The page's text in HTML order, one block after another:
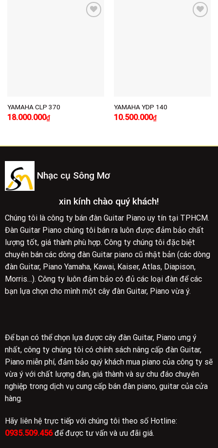
YAMAHA CLP 370
Giá
18.000.000₫Giá
hiện
18.000.000₫.
YAMAHA YDP 140
Giá
10.500.000₫Giá
hiện
10.500.000₫.
Nhạc cụ Sông Mơ
xin kính chào quý khách!
Chúng tôi là công ty bán đàn Guitar Piano uy tín tại TPHCM.
Đàn Guitar Piano chúng tôi bán ra luôn được đảm bảo chất
lượng tốt, giá thành phù hợp. Công ty chúng tôi đặc biệt
chuyên bán các dòng đàn Guitar piano cũ nhật bản (các dòng
đàn Guitar, Piano Yamaha, Kawai, Kaiser, Atlas, Diapison,
Morris…). Công ty luôn đảm bảo có đủ các loại đàn để các
bạn lựa chọn cho mình một cây đàn Guitar, Piano vừa ý.
Để bạn có thể chọn lựa được cây đàn Guitar, Piano ưng ý
nhất, công ty chúng tôi có chính sách nâng cấp đàn Guitar,
Piano miễn phí, đảm bảo quý khách mua piano của công ty sẽ
vừa ý với chất lượng đàn, giá thành và sự chu đáo chuyên
nghiệp trong dịch vụ cung cấp bán đàn piano, guitar của cửa
hàng.
Hãy liên hệ trực tiếp với chúng tôi theo số Hotline:
0935.509.456để được tư vấn và ưu đãi giá.